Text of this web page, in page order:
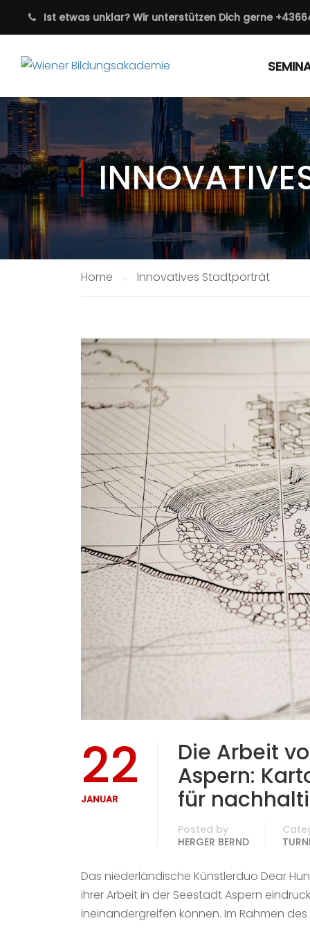
Ist etwas unklar? Wir unterstützen Dich gerne
Home Innovatives Stadtporträt
22
JANUAR
Die Arbeit
Aspern:
für
Posted by
HERGER BERND
Das niederländische Künstlerduo Dear
ihrer Arbeit in der Seestadt Aspern
ineinandergreifen können. Im Rahmen